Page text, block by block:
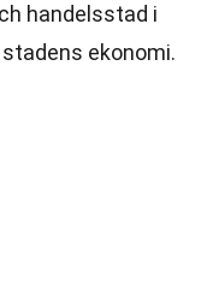
handelsstad i
ekonomi.